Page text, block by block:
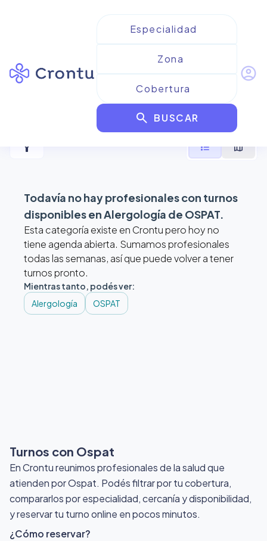
search BUSCAR
account_circle
Resultados paraAlergología
filter_alt format_list_bulleted map
Todavía no hay profesionales con turnos
disponibles enAlergología de OSPAT.
Esta categoría existe en Crontu pero hoy no
tiene agenda abierta. Sumamos profesionales
todas las semanas, así que puede volver a tener
turnos pronto.
Mientras tanto, podés ver:
Alergología
OSPAT
Turnos con Ospat
En Crontu reunimos profesionales de la salud que
atienden por Ospat. Podés filtrar por tu cobertura,
compararlos por especialidad, cercanía y disponibilidad,
y reservar tu turno online en pocos minutos.
¿Cómo reservar?